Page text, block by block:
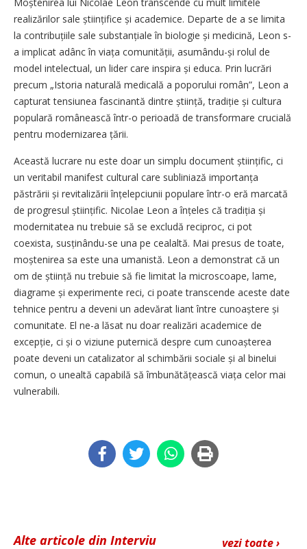
realizărilor sale științifice și academice. Departe de a se limita
la contribuțiile sale substanțiale în biologie și medicină, Leon s-
a implicat adânc în viața comunității, asumându-și rolul de
model intelectual, un lider care inspira și educa. Prin lucrări
precum „Istoria naturală medicală a poporului român”, Leon a
capturat tensiunea fascinantă dintre știință, tradiție și cultura
populară românească într-o perioadă de transformare crucială
pentru modernizarea țării.
Această lucrare nu este doar un simplu ­document științific, ci
un veritabil manifest cultural care subliniază importanța
păstrării și revitalizării înțelepciunii populare într-o eră marcată
de progresul științific. Nicolae Leon a înțeles că tradiția și
modernitatea nu trebuie să se excludă reciproc, ci pot
coexista, susținându-se una pe cealaltă. Mai presus de toate,
moștenirea sa este una umanistă. Leon a demonstrat că un
om de știință nu trebuie să fie limitat la microscoape, lame,
diagrame și experimente reci, ci poate transcende aceste date
tehnice pentru a deveni un adevărat liant între cunoaștere și
comunitate. El ne-a lăsat nu doar realizări academice de
excepție, ci și o viziune puternică despre cum cunoașterea
poate deveni un catalizator al schimbării sociale și al binelui
comun, o unealtă capabilă să îmbunătățească viața celor mai
vulnerabili.
vezi toate ›
Alte articole din Interviu